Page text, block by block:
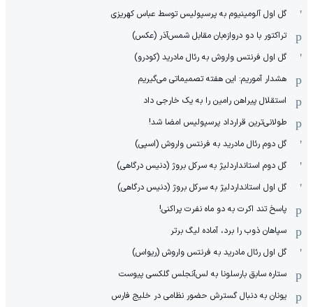
گل اول آلومینیوم به پرسپولیس توسط عباس کهریزی
تراکتور با دو دروازه‌بان مقابل شمس‌آذر (عکس)
گل اول فرنتس واروش به رئال مادرید (کودرو)
هشدار آموریم: این هفته تصمیماتی می‌گیریم
استقلال پیراهن رامین را به یک خارجی داد
طولانی‌ترین قرارداد پرسپولیس امضا شد!
گل دوم رئال مادرید به فرنتس واروش (اسپی)
گل دوم استانداردلیژ به سرکل بروژ (دنیس درگاهی)
گل اول استانداردلیژ به سرکل بروژ (دنیس درگاهی)
پاسخ تند اکرت به دو ماه نفرت پراکنی!
سپاهان ذوب را برد، آماده لیگ برتر
گل اول رئال مادرید به فرنتس واروش (ریواس)
ستاره سابق بارسلونا به لس‌آنجلس گلکسی پیوست
یونان به دنبال گسترش حضور نظامی در خلیج فارس